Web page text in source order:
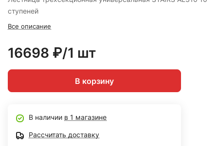
ступеней
Все описание
16698 ₽/1 шт
В корзину
В наличии в 1 магазине
Рассчитать доставку